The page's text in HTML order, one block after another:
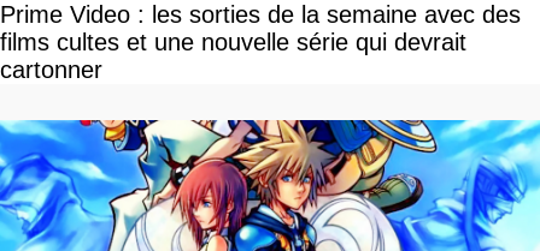
Prime Video : les sorties de la semaine avec des
films cultes et une nouvelle série qui devrait
cartonner